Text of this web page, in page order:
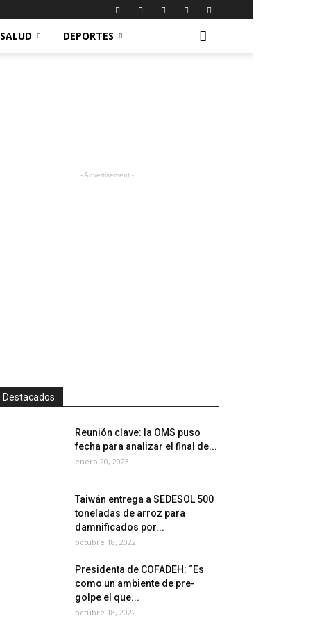
SALUD DEPORTES
- Advertisement -
Destacados
Reunión clave: la OMS puso
fecha para analizar el final de...
enero 20, 2023
Taiwán entrega a SEDESOL 500
toneladas de arroz para
damnificados por...
octubre 18, 2022
Presidenta de COFADEH: “Es
como un ambiente de pre-
golpe el que...
octubre 18, 2022